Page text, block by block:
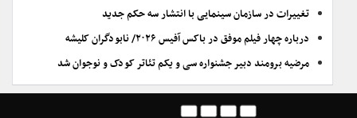
تغییرات در سازمان سینمایی با انتشار سه حکم جدید
درباره چهار فیلم موفق در باکس آفیس ۲۰۲۶/ نابودگران کلیشه
مرضیه برومند دبیر جشنواره سی و یکم تئاتر کودک و نوجوان شد